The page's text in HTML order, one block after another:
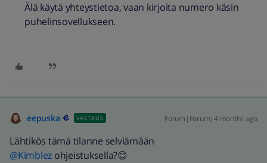
Älä käytä yhteystietoa, vaan kirjoita numero käsin
puhelinsovellukseen.
eepuska VASTAUS Forum|Forum|4 months ago
Lähtikös tämä tilanne selviämään ​
@Kimblez ohjeistuksella?😊